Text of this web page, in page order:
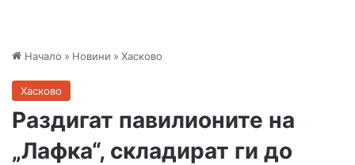
Начало » Новини » Хасково
Хасково
Раздигат павилионите на
„Лафка“, складират ги до